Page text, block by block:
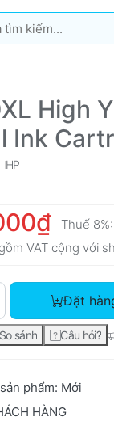
Kết quả sẽ tự
High
Ink
HP
Thuế 8%:
VAT cộng với
HP 970XL High
Đặt
So sánh Câu hỏi?
phẩm: Mới
HÀNG